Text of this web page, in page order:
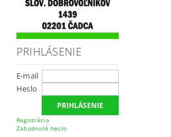
PRIHLÁSENIE
E-mail
Heslo
Registrácia
Zabudnuté heslo